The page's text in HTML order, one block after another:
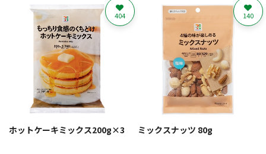
ホットケーキミックス200g×3
404
ミックスナッツ 80g
140